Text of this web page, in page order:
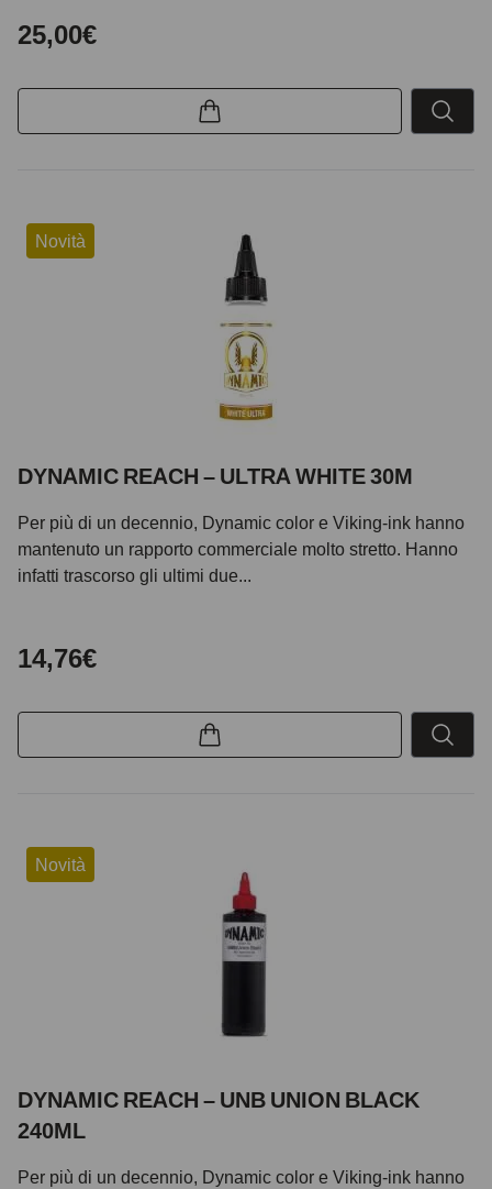
25,00€
Novità
DYNAMIC REACH – ULTRA WHITE 30M
Per più di un decennio, Dynamic color e Viking-ink hanno
mantenuto un rapporto commerciale molto stretto. Hanno
infatti trascorso gli ultimi due...
14,76€
Novità
DYNAMIC REACH – UNB UNION BLACK
240ML
Per più di un decennio, Dynamic color e Viking-ink hanno